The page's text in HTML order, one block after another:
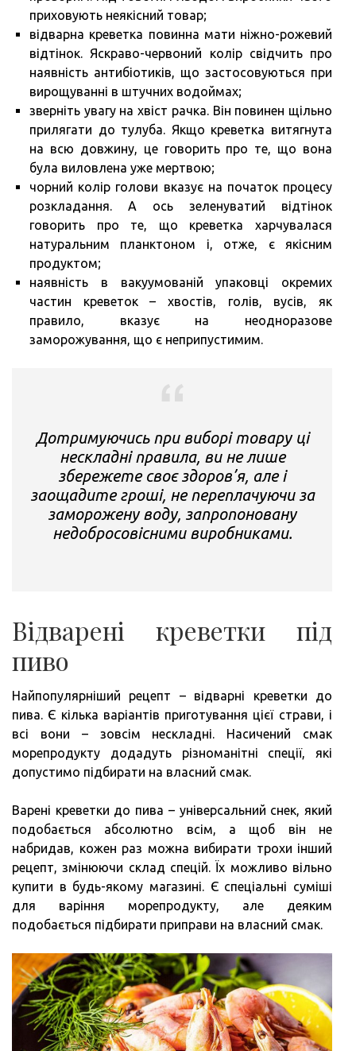
приховують неякісний товар;
відварна креветка повинна мати ніжно-рожевий
відтінок. Яскраво-червоний колір свідчить про
наявність антибіотиків, що застосовуються при
вирощуванні в штучних водоймах;
зверніть увагу на хвіст рачка. Він повинен щільно
прилягати до тулуба. Якщо креветка витягнута
на всю довжину, це говорить про те, що вона
була виловлена уже мертвою;
чорний колір голови вказує на початок процесу
розкладання. А ось зеленуватий відтінок
говорить про те, що креветка харчувалася
натуральним планктоном і, отже, є якісним
продуктом;
наявність в вакуумованій упаковці окремих
частин креветок – хвостів, голів, вусів, як
правило, вказує на неодноразове
заморожування, що є неприпустимим.
Дотримуючись при виборі товару ці
нескладні правила, ви не лише
збережете своє здоров’я, але і
заощадите гроші, не переплачуючи за
заморожену воду, запропоновану
недобросовісними виробниками.
Відварені креветки під
пиво
Найпопулярніший рецепт – відварні креветки до
пива. Є кілька варіантів приготування цієї страви, і
всі вони – зовсім нескладні. Насичений смак
морепродукту додадуть різноманітні спеції, які
допустимо підбирати на власний смак.
Варені креветки до пива – універсальний снек, який
подобається абсолютно всім, а щоб він не
набридав, кожен раз можна вибирати трохи інший
рецепт, змінюючи склад спецій. Їх можливо вільно
купити в будь-якому магазині. Є спеціальні суміші
для варіння морепродукту, але деяким
подобається підбирати приправи на власний смак.